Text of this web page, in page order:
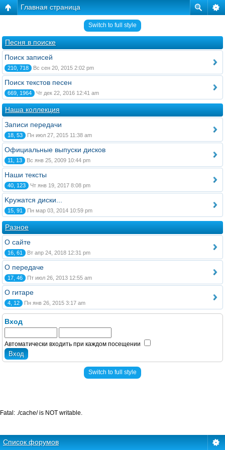
Главная страница
Switch to full style
Песня в поиске
Поиск записей
210, 718 Вс сен 20, 2015 2:02 pm
Поиск текстов песен
669, 1964 Чт дек 22, 2016 12:41 am
Наша коллекция
Записи передачи
18, 53 Пн июл 27, 2015 11:38 am
Официальные выпуски дисков
11, 13 Вс янв 25, 2009 10:44 pm
Наши тексты
40, 123 Чт янв 19, 2017 8:08 pm
Kружатся диски...
15, 91 Пн мар 03, 2014 10:59 pm
Разное
О сайте
16, 61 Вт апр 24, 2018 12:31 pm
О передаче
17, 46 Пт июл 26, 2013 12:55 am
О гитаре
4, 12 Пн янв 26, 2015 3:17 am
Вход
Автоматически входить при каждом посещении
Switch to full style
Список форумов
Fatal: ./cache/ is NOT writable.